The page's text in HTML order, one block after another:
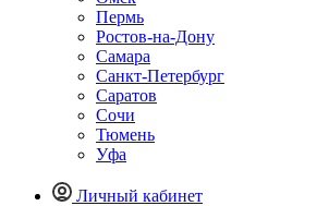
Пермь
Ростов-на-Дону
Самара
Санкт-Петербург
Саратов
Сочи
Тюмень
Уфа
Личный кабинет